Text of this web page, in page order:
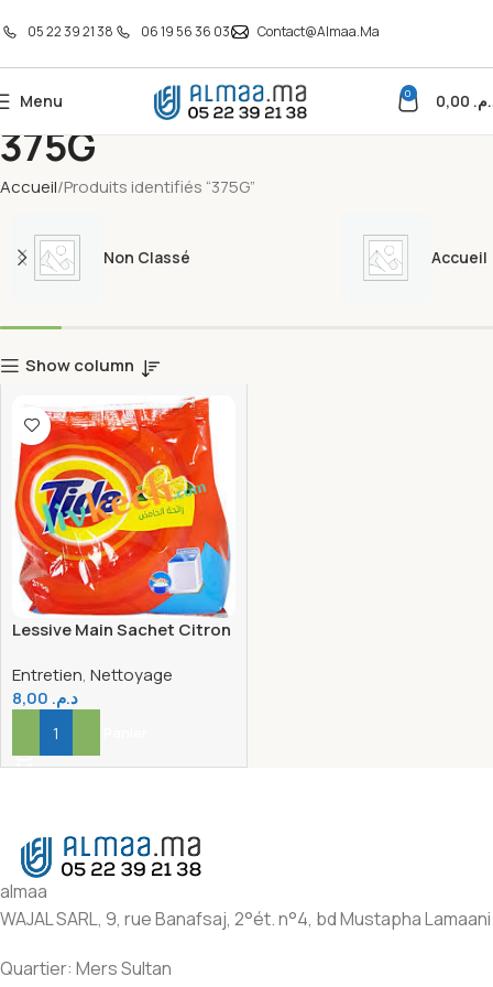
05 22 39 21 38 06 19 56 36 03 Contact@almaa.ma
Menu 0
375G
Accueil Produits identifiés “375G”
Non Classé Accueil
Show column
Lessive Main Sachet Citron
Entretien, Nettoyage
د.م.
Ajouter Au Panier
almaa
WAJAL SARL, 9, rue Banafsaj, 2°ét. n°4, bd Mustapha Lamaani
Quartier: Mers Sultan